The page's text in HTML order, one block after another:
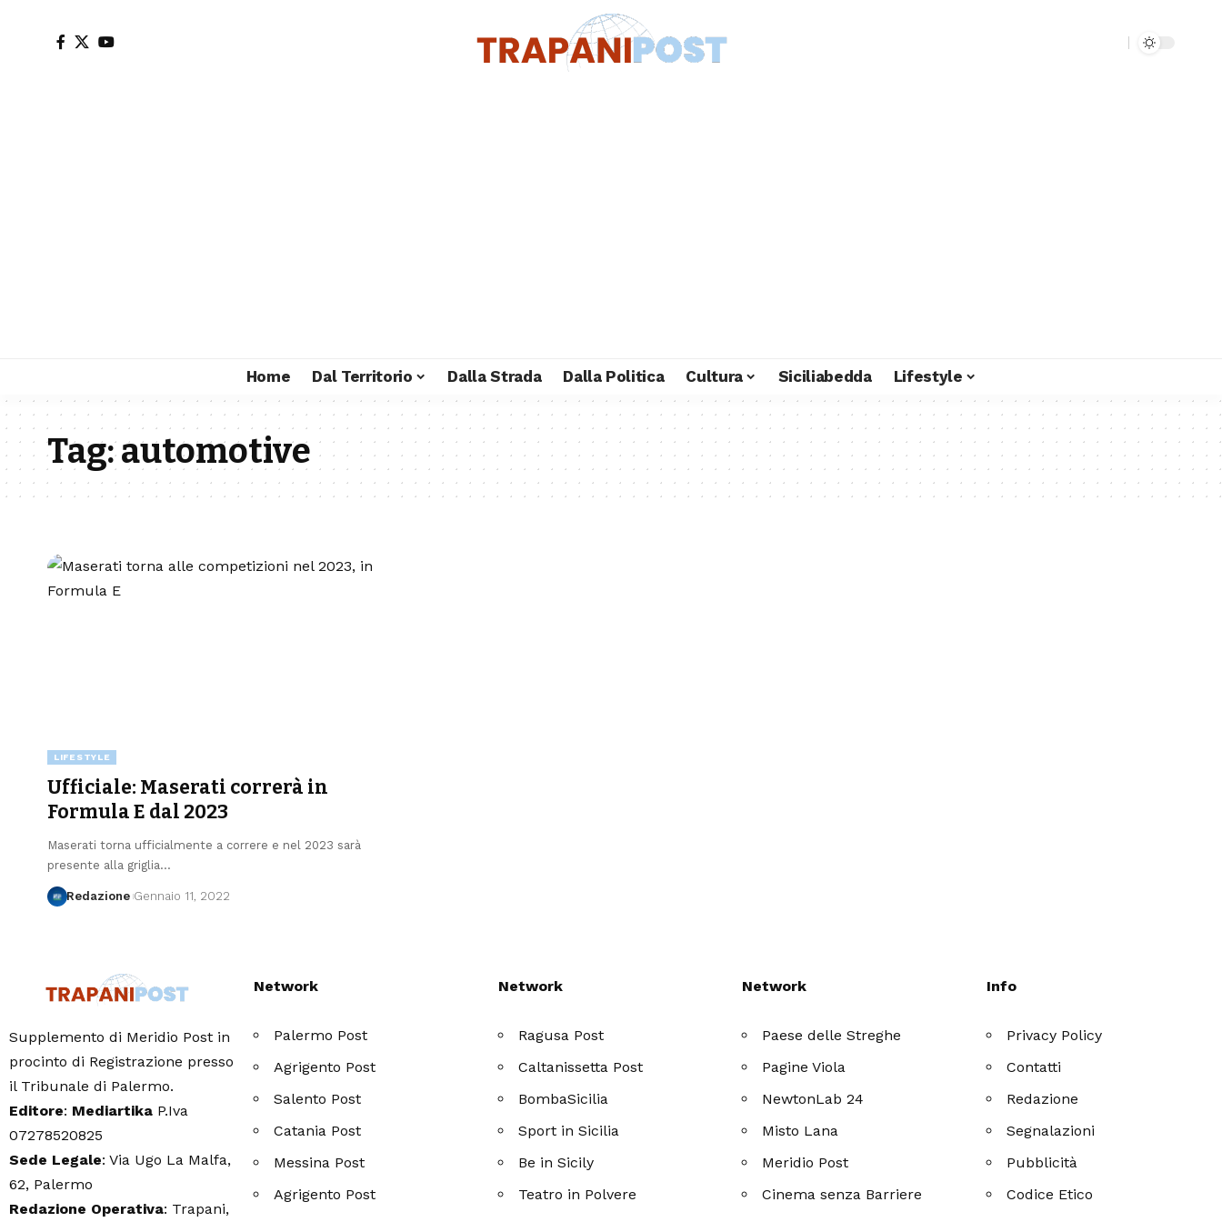
Home Dal Territorio Dalla Strada Dalla Politica Cultura Siciliabedda Lifestyle
Tag:automotive
LIFESTYLE
Ufficiale: Maserati correrà in
Formula E dal 2023
Maserati torna ufficialmente a correre e nel 2023 sarà
presente alla griglia…
Redazione Gennaio 11, 2022
Supplemento di Meridio Post in
procinto di Registrazione presso
il Tribunale di Palermo.
Editore: Mediartika P.Iva
07278520825
Sede Legale: Via Ugo La Malfa,
62, Palermo
Redazione Operativa: Trapani,
Network
Palermo Post
Agrigento Post
Salento Post
Catania Post
Messina Post
Agrigento Post
Network
Ragusa Post
Caltanissetta Post
BombaSicilia
Sport in Sicilia
Be in Sicily
Teatro in Polvere
Network
Paese delle Streghe
Pagine Viola
NewtonLab 24
Misto Lana
Meridio Post
Cinema senza Barriere
Info
Privacy Policy
Contatti
Redazione
Segnalazioni
Pubblicità
Codice Etico